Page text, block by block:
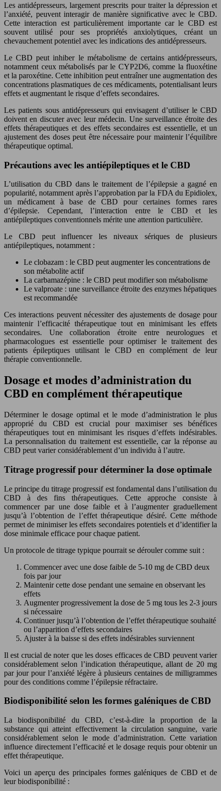
Les antidépresseurs, largement prescrits pour traiter la dépression et
l’anxiété, peuvent interagir de manière significative avec le CBD.
Cette interaction est particulièrement importante car le CBD est
souvent utilisé pour ses propriétés anxiolytiques, créant un
chevauchement potentiel avec les indications des antidépresseurs.
Le CBD peut inhiber le métabolisme de certains antidépresseurs,
notamment ceux métabolisés par le CYP2D6, comme la fluoxétine
et la paroxétine. Cette inhibition peut entraîner une augmentation des
concentrations plasmatiques de ces médicaments, potentialisant leurs
effets et augmentant le risque d’effets secondaires.
Les patients sous antidépresseurs qui envisagent d’utiliser le CBD
doivent en discuter avec leur médecin. Une surveillance étroite des
effets thérapeutiques et des effets secondaires est essentielle, et un
ajustement des doses peut être nécessaire pour maintenir l’équilibre
thérapeutique optimal.
Précautions avec les antiépileptiques et le CBD
L’utilisation du CBD dans le traitement de l’épilepsie a gagné en
popularité, notamment après l’approbation par la FDA du Epidiolex,
un médicament à base de CBD pour certaines formes rares
d’épilepsie. Cependant, l’interaction entre le CBD et les
antiépileptiques conventionnels mérite une attention particulière.
Le CBD peut influencer les niveaux sériques de plusieurs
antiépileptiques, notamment :
Le clobazam : le CBD peut augmenter les concentrations de
son métabolite actif
La carbamazépine : le CBD peut modifier son métabolisme
Le valproate : une surveillance étroite des enzymes hépatiques
est recommandée
Ces interactions peuvent nécessiter des ajustements de dosage pour
maintenir l’efficacité thérapeutique tout en minimisant les effets
secondaires. Une collaboration étroite entre neurologues et
pharmacologues est essentielle pour optimiser le traitement des
patients épileptiques utilisant le CBD en complément de leur
thérapie conventionnelle.
Dosage et modes d’administration du
CBD en complément thérapeutique
Déterminer le dosage optimal et le mode d’administration le plus
approprié du CBD est crucial pour maximiser ses bénéfices
thérapeutiques tout en minimisant les risques d’effets indésirables.
La personnalisation du traitement est essentielle, car la réponse au
CBD peut varier considérablement d’un individu à l’autre.
Titrage progressif pour déterminer la dose optimale
Le principe du titrage progressif est fondamental dans l’utilisation du
CBD à des fins thérapeutiques. Cette approche consiste à
commencer par une dose faible et à l’augmenter graduellement
jusqu’à l’obtention de l’effet thérapeutique désiré. Cette méthode
permet de minimiser les effets secondaires potentiels et d’identifier la
dose minimale efficace pour chaque patient.
Un protocole de titrage typique pourrait se dérouler comme suit :
Commencer avec une dose faible de 5-10 mg de CBD deux
fois par jour
Maintenir cette dose pendant une semaine en observant les
effets
Augmenter progressivement la dose de 5 mg tous les 2-3 jours
si nécessaire
Continuer jusqu’à l’obtention de l’effet thérapeutique souhaité
ou l’apparition d’effets secondaires
Ajuster à la baisse si des effets indésirables surviennent
Il est crucial de noter que les doses efficaces de CBD peuvent varier
considérablement selon l’indication thérapeutique, allant de 20 mg
par jour pour l’anxiété légère à plusieurs centaines de milligrammes
pour des conditions comme l’épilepsie réfractaire.
Biodisponibilité selon les formes galéniques de CBD
La biodisponibilité du CBD, c’est-à-dire la proportion de la
substance qui atteint effectivement la circulation sanguine, varie
considérablement selon le mode d’administration. Cette variation
influence directement l’efficacité et le dosage requis pour obtenir un
effet thérapeutique.
Voici un aperçu des principales formes galéniques de CBD et de
leur biodisponibilité :